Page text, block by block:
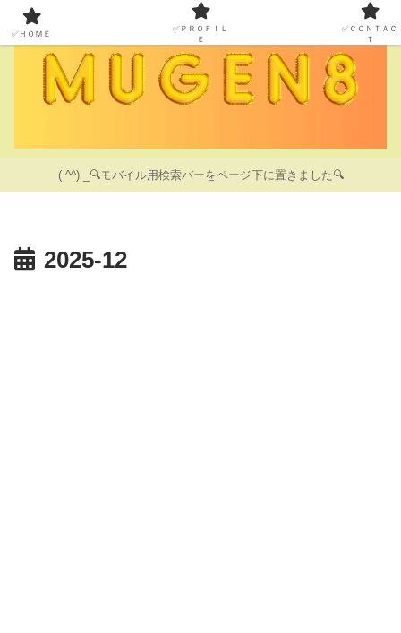
( ^^) _🔍モバイル用検索バーをページ下に置きました🔍
2025-12
✅ＨＯＭＥ
✅ＰＲＯＦＩＬ
Ｅ
✅ＣＯＮＴＡＣ
Ｔ